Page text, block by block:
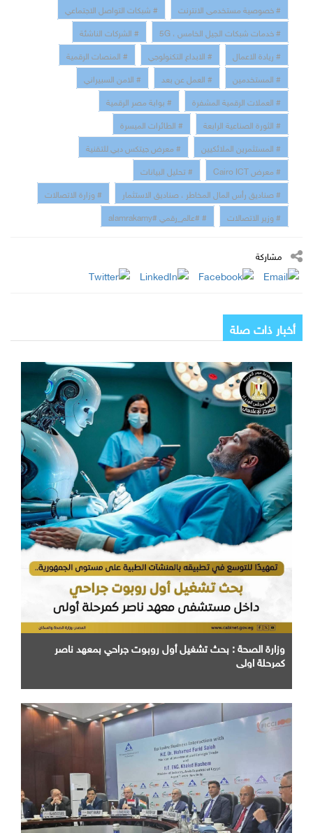
# خصوصية مستخدمى الانترنت
# شبكات التواصل الاجتماعي
# خدمات شبكات الجيل الخامس ، 5G
# الشركات الناشئة
# ريادة الاعمال
# الابداع التكنولوجي
# المنصات الرقمية
# المستخدمين
# العمل عن بعد
# الامن السبيراني
# العملات الرقمية المشفرة
# بوابة مصر الرقمية
# الثورة الصناعية الرابعة
# الطائرات الميسرة
# المستثمرين الملائكيين
# معرض جيتكس دبي للتقنية
# معرض Cairo ICT
# تحليل البيانات
# صناديق رأس المال المخاطر ، صناديق الاستثمار
# وزارة الاتصالات
# وزير الاتصالات
# #عالم_رقمي #alamrakamy
مشاركة
أخبار ذات صلة
وزارة الصحة : بحث تشغيل أول روبوت جراحي بمعهد ناصر
كمرحلة اولي